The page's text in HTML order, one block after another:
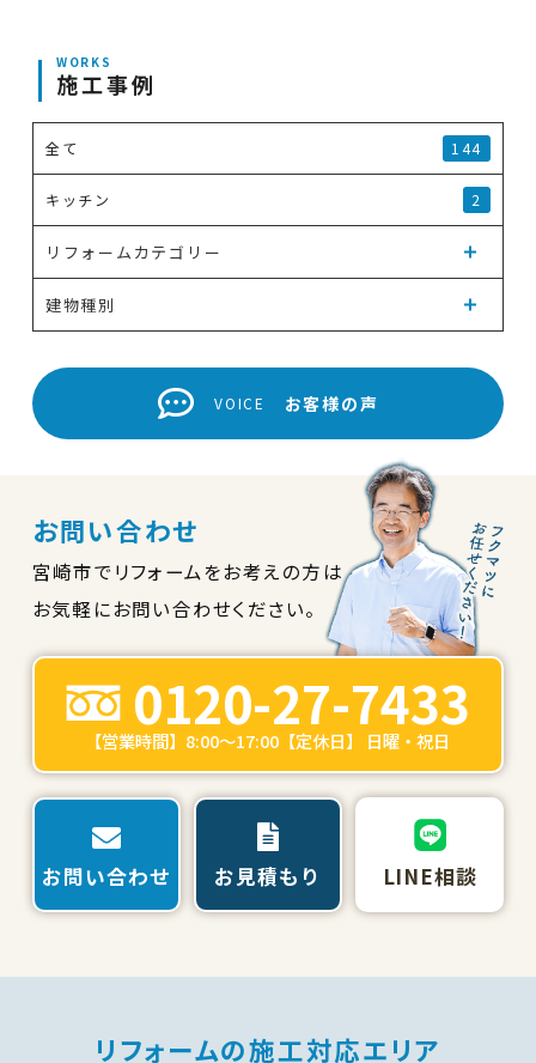
WORKS
施工事例
全て 144
キッチン 2
リフォームカテゴリー
建物種別
VOICE お客様の声
お問い合わせ
宮崎市でリフォームをお考えの方は
お気軽にお問い合わせください。
0120-27-7433
【営業時間】8:00～17:00【定休日】 日曜・祝日
お問い合わせ お見積もり LINE相談
リフォームの施工対応エリア